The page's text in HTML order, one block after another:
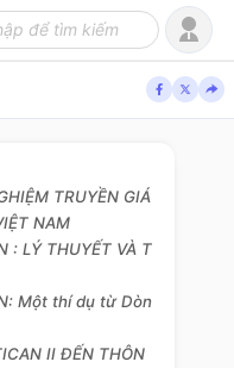
TRUYỀN GIÁ
NAM
: LÝ THUYẾT VÀ T
Một thí dụ từ Dòn
II ĐẾN THÔN